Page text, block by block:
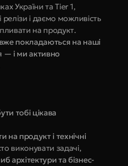
Book a call
України та Tier 1,
і даємо можливість
на продукт.
покладаються на наші
і ми активно
тобі цікава
на продукт і технічні
виконувати задачі,
архітектури та бізнес-